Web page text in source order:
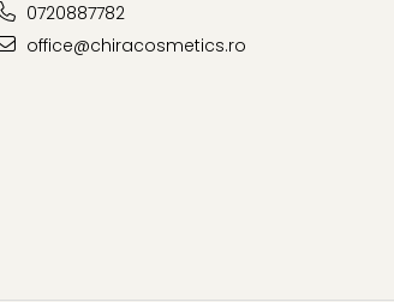
0720887782
office@chiracosmetics.ro